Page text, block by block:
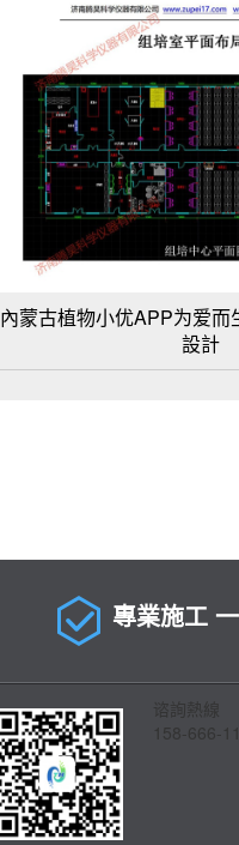
內蒙古植物小优APP为爱而
設計
專業施工
谘詢熱線
158-666-